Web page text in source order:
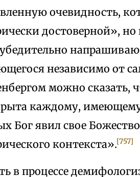
очевидность,
достоверной»,
независимо от
можно сказать,
каждому,
Бог явил свое
контекста».[757]
в процессе